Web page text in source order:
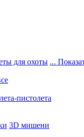
для охоты ...
пистолета
3D мишени